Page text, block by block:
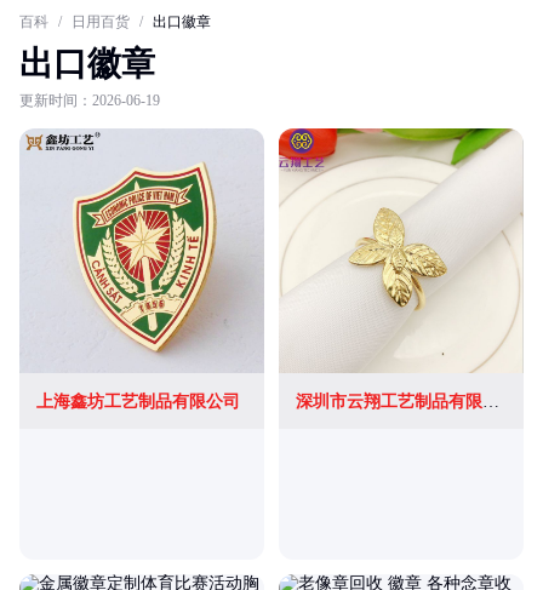
百科 / 日用百货 / 出口徽章
出口徽章
更新时间：2026-06-19
上海鑫坊工艺制品有限公司 深圳市云翔工艺制品有限公司